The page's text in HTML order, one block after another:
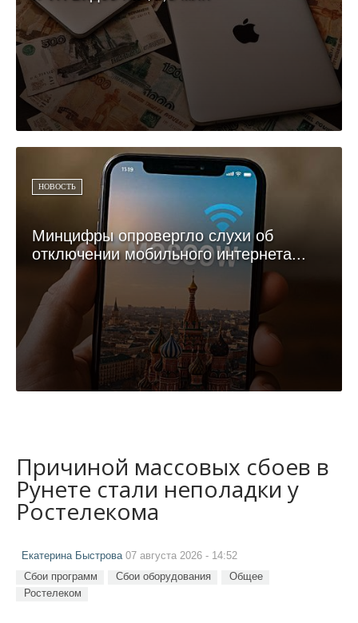
НОВОСТЬ
Минцифры опровергло слухи об
отключении мобильного интернета...
Причиной массовых сбоев в
Рунете стали неполадки у
Ростелекома
Екатерина Быстрова 07 августа 2026 - 14:52
Сбои программ Сбои оборудования
Общее
Ростелеком